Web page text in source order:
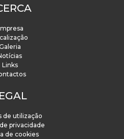
Links
de utilização
privacidade
de cookies